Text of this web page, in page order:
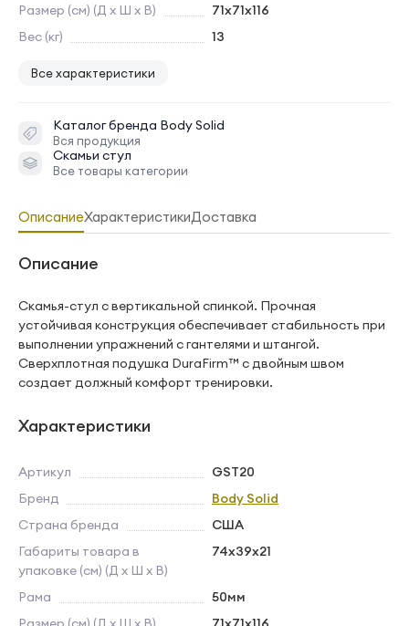
Размер (см) (Д х Ш х В)
71х71x116
Вес (кг)
13
Все характеристики
Каталог бренда Body Solid
Вся продукция
Скамьи стул
Все товары категории
ОписаниеХарактеристикиДоставка
Описание
Скамья-стул с вертикальной спинкой. Прочная
устойчивая конструкция обеспечивает стабильность при
выполнении упражнений с гантелями и штангой.
Сверхплотная подушка DuraFirm™ c двойным швом
создает должный комфорт тренировки.
Характеристики
Артикул
GST20
Бренд
Body Solid
Страна бренда
США
Габариты товара в
упаковке (см) (Д х Ш х В)
74х39x21
Рама
50мм